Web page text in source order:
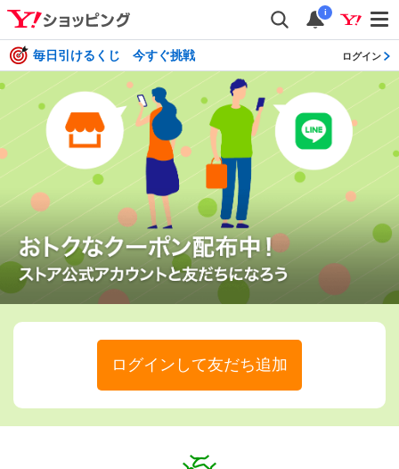
i
毎日引けるくじ 今すぐ挑戦 ログイン
ログインして友だち追加